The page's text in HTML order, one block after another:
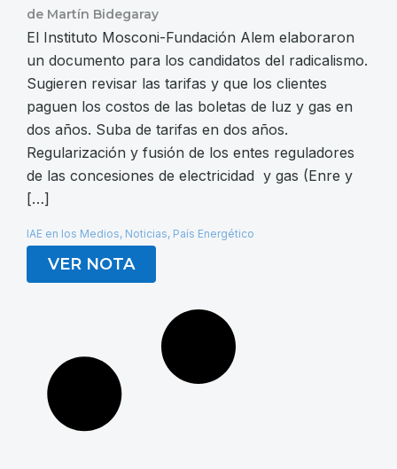
de Martín Bidegaray
El Instituto Mosconi-Fundación Alem elaboraron
un documento para los candidatos del radicalismo.
Sugieren revisar las tarifas y que los clientes
paguen los costos de las boletas de luz y gas en
dos años. Suba de tarifas en dos años.
Regularización y fusión de los entes reguladores
de las concesiones de electricidad y gas (Enre y
[…]
IAE en los Medios, Noticias, País Energético
VER NOTA